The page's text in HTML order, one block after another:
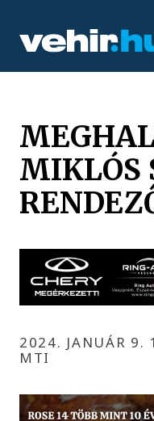
MIKLÓS
2024. JANUÁR
MTI